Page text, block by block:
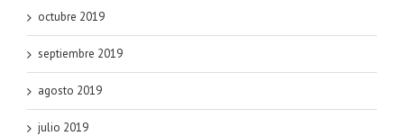
octubre 2019
septiembre 2019
agosto 2019
julio 2019